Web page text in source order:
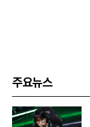
주요뉴스